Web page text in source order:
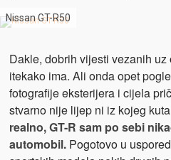
Nissan GT-R50
Dakle, dobrih vijesti vezanih
itekako ima. Ali onda opet
fotografije eksterijera i cijela
stvarno nije lijep ni iz kojeg
realno, GT-R sam po sebi
automobil.Pogotovo u